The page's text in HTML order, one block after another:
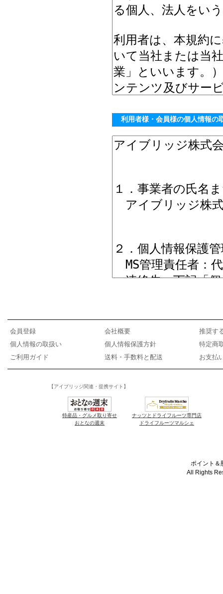
利用者様・会員様の個人情報の
会員登録 会社概要
推奨す
個人情報の取扱い
個人情報保護方針
特定商
ご利用ガイド
送料・手数料と配送 お支払
【アイブリッジ関連・提携サイト】
特産品・グルメ取り寄せ
おとなの週末
ナッツとドライフルーツ専門店
ドライフルーツマルシェ
ポイント＆
All Rights